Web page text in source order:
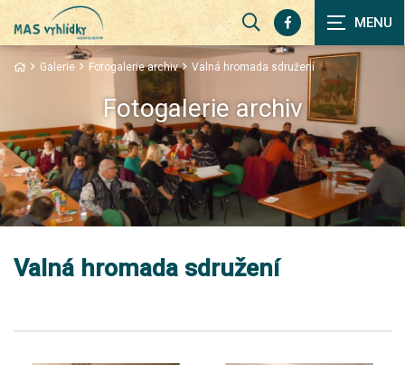
Zobrazit
vyhledávání
Galerie Fotogalerie archiv Valná hromada sdružení
Fotogalerie archiv
Valná hromada sdružení